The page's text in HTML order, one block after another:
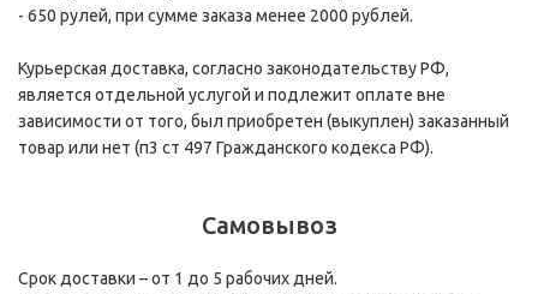
- 650 рулей, при сумме заказа менее 2000 рублей.
Курьерская доставка, согласно законодательству РФ,
является отдельной услугой и подлежит оплате вне
зависимости от того, был приобретен (выкуплен) заказанный
товар или нет (п3 ст 497 Гражданского кодекса РФ).
Самовывоз
Срок доставки – от 1 до 5 рабочих дней.